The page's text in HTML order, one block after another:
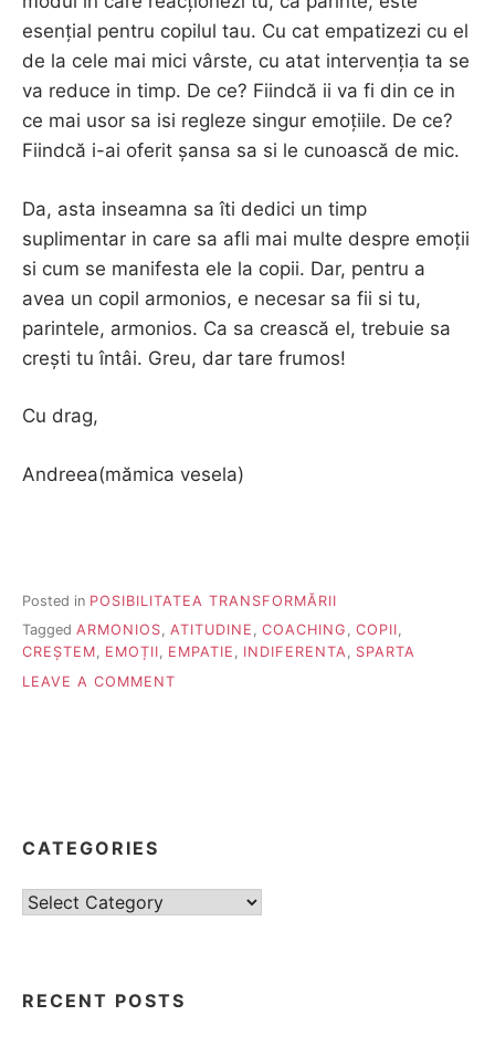
esențial pentru copilul tau. Cu cat empatizezi cu el
de la cele mai mici vârste, cu atat intervenția ta se
va reduce in timp. De ce? Fiindcă ii va fi din ce in
ce mai usor sa isi regleze singur emoțiile. De ce?
Fiindcă i-ai oferit șansa sa si le cunoască de mic.
Da, asta inseamna sa îti dedici un timp
suplimentar in care sa afli mai multe despre emoții
si cum se manifesta ele la copii. Dar, pentru a
avea un copil armonios, e necesar sa fii si tu,
parintele, armonios. Ca sa crească el, trebuie sa
crești tu întâi. Greu, dar tare frumos!
Cu drag,
Andreea(mămica vesela)
Posted in POSIBILITATEA TRANSFORMĂRII
Tagged ARMONIOS, ATITUDINE , COACHING , COPII,
CREȘTEM, EMOȚII, EMPATIE , INDIFERENTA, SPARTA
LEAVE A COMMENT
CATEGORIES
Categories
RECENT POSTS